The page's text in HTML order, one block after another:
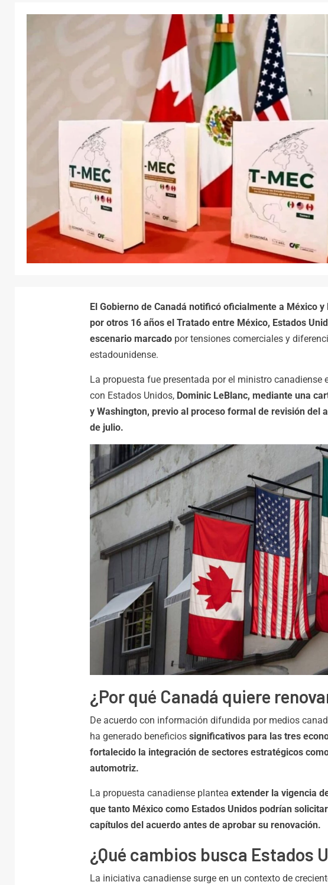
El Gobierno de Canadá notificó oficialmente a México
por otros 16 años el Tratado entre México, Estados
escenario marcadopor tensiones comerciales y
estadounidense.
La propuesta fue presentada por el ministro canadiense
con Estados Unidos, Dominic LeBlanc, mediante una
y Washington, previo al proceso formal de revisión del
de julio.
¿Por qué Canadá quiere
De acuerdo con información difundida por medios
ha generado beneficios significativos para las tres
fortalecido la integración de sectores estratégicos
automotriz.
La propuesta canadiense plantea extender la vigencia
que tanto México como Estados Unidos podrían
capítulos del acuerdo antes de aprobar su renovación.
¿Qué cambios busca Estados
La iniciativa canadiense surge en un contexto de